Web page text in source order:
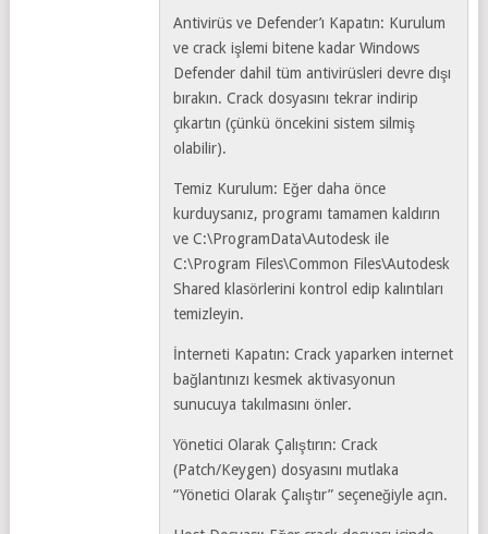
Antivirüs ve Defender’ı Kapatın: Kurulum
ve crack işlemi bitene kadar Windows
Defender dahil tüm antivirüsleri devre dışı
bırakın. Crack dosyasını tekrar indirip
çıkartın (çünkü öncekini sistem silmiş
olabilir).
Temiz Kurulum: Eğer daha önce
kurduysanız, programı tamamen kaldırın
ve C:\ProgramData\Autodesk ile
C:\Program Files\Common Files\Autodesk
Shared klasörlerini kontrol edip kalıntıları
temizleyin.
İnterneti Kapatın: Crack yaparken internet
bağlantınızı kesmek aktivasyonun
sunucuya takılmasını önler.
Yönetici Olarak Çalıştırın: Crack
(Patch/Keygen) dosyasını mutlaka
“Yönetici Olarak Çalıştır” seçeneğiyle açın.